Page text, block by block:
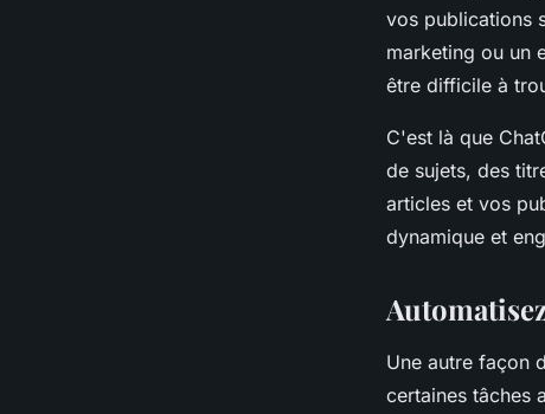
vos publications
marketing ou un
être difficile à
C'est là que
de sujets, des
articles et vos
dynamique et
Une autre façon
certaines tâches